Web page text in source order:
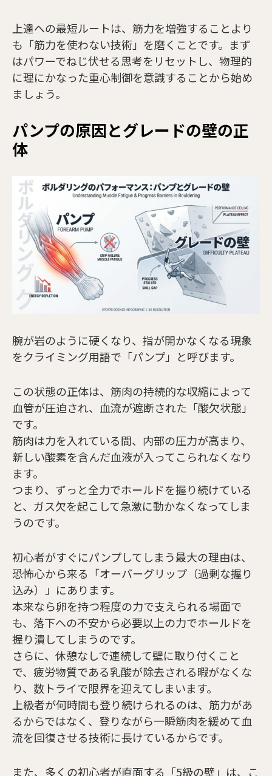
上達への最短ルートは、筋力を増強することより
も「筋力を使わない技術」を磨くことです。まず
はパワーでねじ伏せる思考をリセットし、物理的
に理にかなった重心制御を意識することから始め
ましょう。
パンプの原因とグレードの壁の正
体
腕が岩のように硬くなり、指が開かなくなる現象
をクライミング用語で「パンプ」と呼びます。
この状態の正体は、筋肉の持続的な収縮によって
血管が圧迫され、血流が遮断された「酸欠状態」
です。
筋肉は力を入れている間、内部の圧力が高まり、
新しい酸素を含んだ血液が入ってこられなくなり
ます。
つまり、ずっと全力でホールドを握り続けている
と、ガス欠を起こして急激に動かなくなってしま
うのです。
初心者がすぐにパンプしてしまう最大の理由は、
恐怖心から来る「オーバーグリップ（過剰な握り
込み）」にあります。
本来なら卵を持つ程度の力で支えられる場面で
も、落下への不安から必要以上の力でホールドを
握り潰してしまうのです。
さらに、休憩なしで連続して壁に取り付くこと
で、疲労物質である乳酸が除去される暇がなくな
り、数トライで限界を迎えてしまいます。
上級者が何時間も登り続けられるのは、筋力があ
るからではなく、登りながら一瞬筋肉を緩めて血
流を回復させる技術に長けているからです。
また、多くの初心者が直面する「5級の壁」は、こ